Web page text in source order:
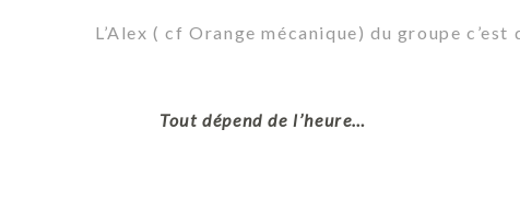
L’Alex ( cf Orange mécanique) du groupe c’est
Tout dépend de l’heure…